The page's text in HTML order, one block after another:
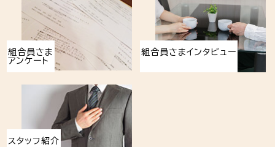
組合員さま
アンケート
組合員さまインタビュー
スタッフ紹介